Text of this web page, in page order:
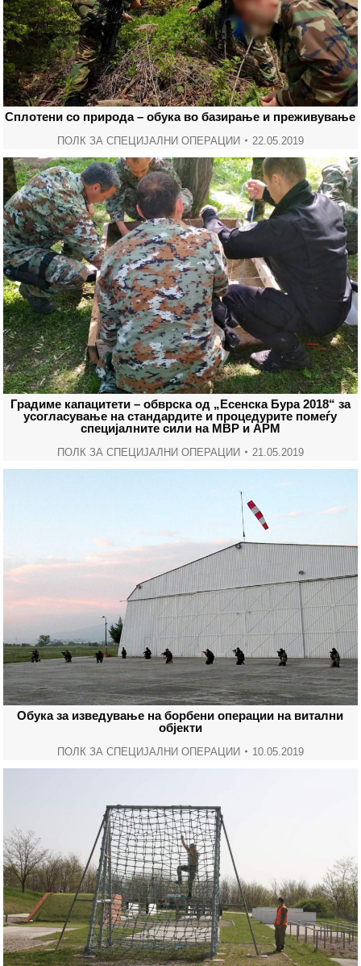
Сплотени со природа – обука во базирање и преживување
ПОЛК ЗА СПЕЦИЈАЛНИ ОПЕРАЦИИ 22.05.2019
Градиме капацитети – обврска од „Есенска Бура 2018“ за
усогласување на стандардите и процедурите помеѓу
специјалните сили на МВР и АРМ
ПОЛК ЗА СПЕЦИЈАЛНИ ОПЕРАЦИИ 21.05.2019
Обука за изведување на борбени операции на витални
објекти
ПОЛК ЗА СПЕЦИЈАЛНИ ОПЕРАЦИИ 10.05.2019